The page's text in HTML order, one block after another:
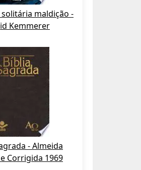
maldição -
Kemmerer
- Almeida
Corrigida 1969